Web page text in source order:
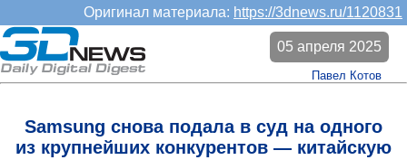
Оригинал материала: https://3dnews.ru/1120831
Samsung снова подала в суд на одного
из крупнейших конкурентов — китайскую
05 апреля 2025
Павел Котов